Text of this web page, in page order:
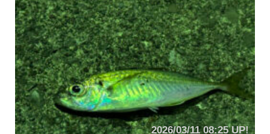
2026/03/11 08:25 UP!